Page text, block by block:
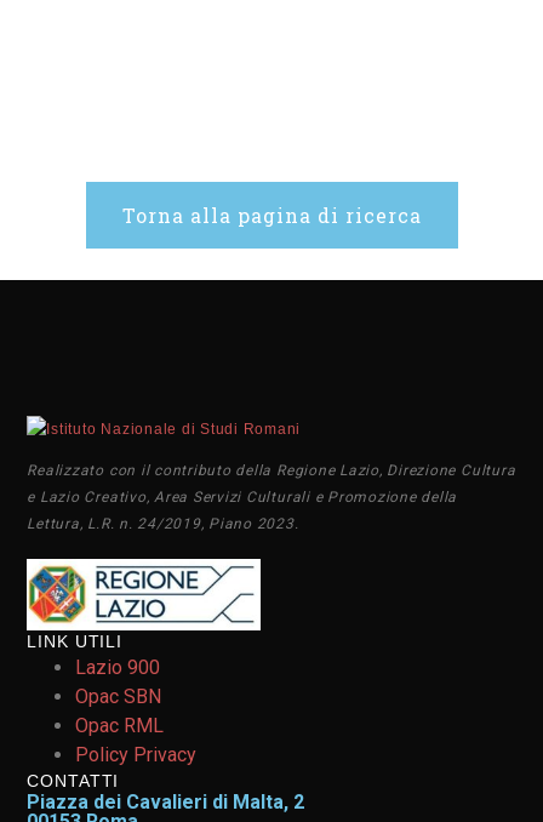
Torna alla pagina di ricerca
Realizzato con il contributo della Regione Lazio, Direzione Cultura
e Lazio Creativo, Area Servizi Culturali e Promozione della
Lettura, L.R. n. 24/2019, Piano 2023.
LINK UTILI
Lazio 900
Opac SBN
Opac RML
Policy Privacy
CONTATTI
Piazza dei Cavalieri di Malta, 2